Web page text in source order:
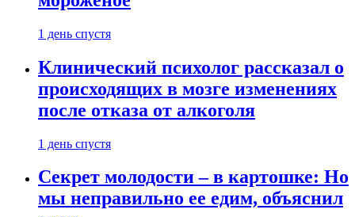
1 день спустя
Клинический психолог рассказал о
происходящих в мозге изменениях
после отказа от алкоголя
1 день спустя
Секрет молодости – в картошке: Но
мы неправильно ее едим, объяснил